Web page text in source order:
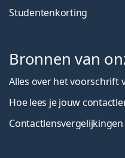
Studentenkorting
Bronnen van
Alles over het voorschrift
Hoe lees je jouw
Contactlensvergelijkingen